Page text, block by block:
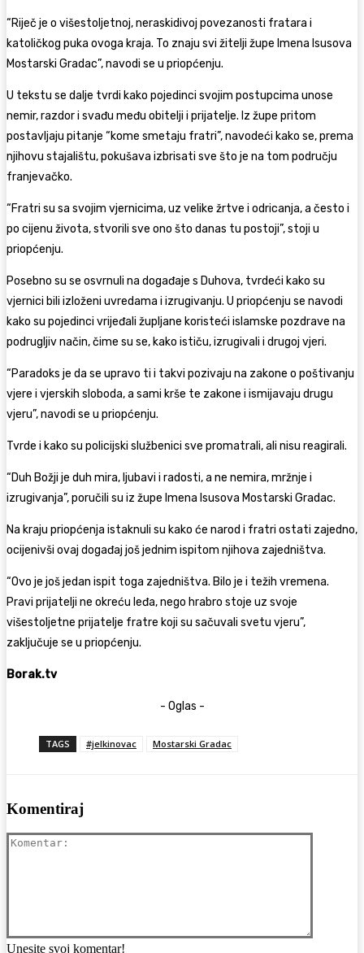
“Riječ je o višestoljetnoj, neraskidivoj povezanosti fratara i
katoličkog puka ovoga kraja. To znaju svi žitelji župe Imena Isusova
Mostarski Gradac”, navodi se u priopćenju.
U tekstu se dalje tvrdi kako pojedinci svojim postupcima unose
nemir, razdor i svađu među obitelji i prijatelje. Iz župe pritom
postavljaju pitanje “kome smetaju fratri”, navodeći kako se, prema
njihovu stajalištu, pokušava izbrisati sve što je na tom području
franjevačko.
“Fratri su sa svojim vjernicima, uz velike žrtve i odricanja, a često i
po cijenu života, stvorili sve ono što danas tu postoji”, stoji u
priopćenju.
Posebno su se osvrnuli na događaje s Duhova, tvrdeći kako su
vjernici bili izloženi uvredama i izrugivanju. U priopćenju se navodi
kako su pojedinci vrijeđali župljane koristeći islamske pozdrave na
podrugljiv način, čime su se, kako ističu, izrugivali i drugoj vjeri.
“Paradoks je da se upravo ti i takvi pozivaju na zakone o poštivanju
vjere i vjerskih sloboda, a sami krše te zakone i ismijavaju drugu
vjeru”, navodi se u priopćenju.
Tvrde i kako su policijski službenici sve promatrali, ali nisu reagirali.
“Duh Božji je duh mira, ljubavi i radosti, a ne nemira, mržnje i
izrugivanja”, poručili su iz župe Imena Isusova Mostarski Gradac.
Na kraju priopćenja istaknuli su kako će narod i fratri ostati zajedno,
ocijenivši ovaj događaj još jednim ispitom njihova zajedništva.
“Ovo je još jedan ispit toga zajedništva. Bilo je i težih vremena.
Pravi prijatelji ne okreću leđa, nego hrabro stoje uz svoje
višestoljetne prijatelje fratre koji su sačuvali svetu vjeru”,
zaključuje se u priopćenju.
Borak.tv
- Oglas -
TAGS #jelkinovac Mostarski Gradac
Komentiraj
Unesite svoj komentar!